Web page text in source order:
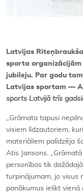
Latvijas
sporta organizācijām
jubileju. Par godu
Latvijas sportam —
sports Latvijā trīs
„Grāmata tapusi
visiem līdzautoriem,
materiāliem palīdzēja
Atis Jansons.
personības tik
turpinājumam, jo visus
panākumus ielikt vienā